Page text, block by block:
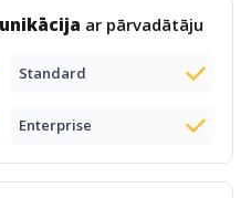
ar pārvadātāju
Standard
Enterprise